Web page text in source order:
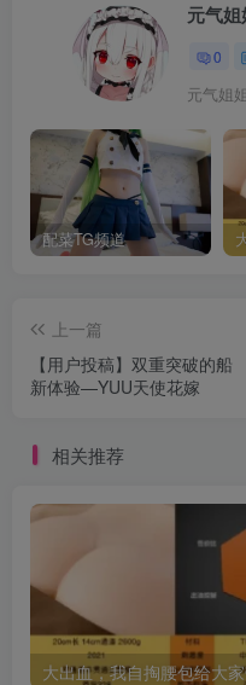
元气
0
元气姐
配菜TG频道
上一篇
【用户投稿】双重突破的船
新体验—YUU天使花嫁
相关推荐